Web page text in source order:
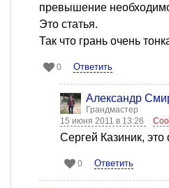
превышение
Это статья.
Так что грань очень
0 Ответить
Александр
Грандмастер
15 июня 2011 в 13:26
Сергей Казиник, это
0 Ответить